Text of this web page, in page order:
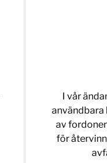
I vår
användbara
av
för